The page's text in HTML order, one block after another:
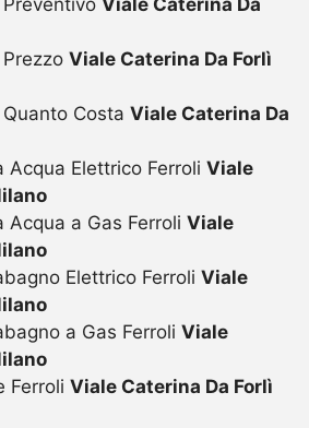
Viale Caterina Da Forlì
Costa Viale Caterina Da
Acqua Elettrico Ferroli Viale
Acqua a Gas Ferroli Viale
Elettrico Ferroli Viale
a Gas Ferroli Viale
Ferroli Viale Caterina Da Forlì